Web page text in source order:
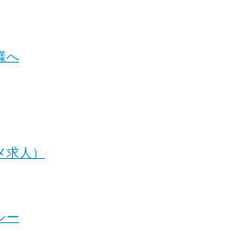
へ
人）
ー